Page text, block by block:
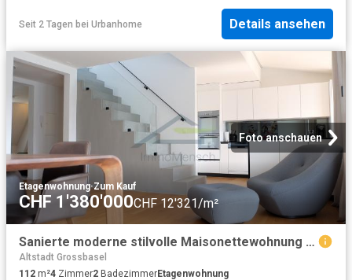
Seit 2 Tagen bei Urbanhome Details ansehen
Foto anschauen
Etagenwohnung·Zum Kauf
CHF 1'380'000CHF 12'321/m²
Sanierte moderne stilvolle Maisonettewohnung im Herzen des St. Johann
Altstadt Grossbasel
112 m²4 Zimmer2 BadezimmerEtagenwohnung